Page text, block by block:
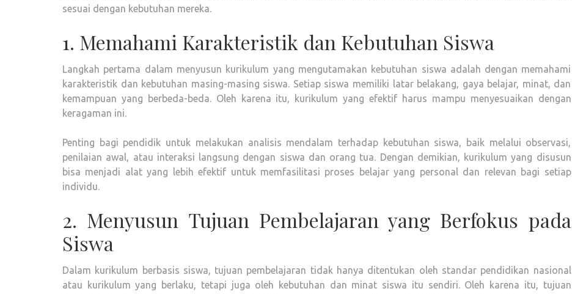
sesuai dengan kebutuhan mereka.
1. Memahami Karakteristik dan Kebutuhan Siswa
Langkah pertama dalam menyusun kurikulum yang mengutamakan kebutuhan siswa adalah dengan memahami
karakteristik dan kebutuhan masing-masing siswa. Setiap siswa memiliki latar belakang, gaya belajar, minat, dan
kemampuan yang berbeda-beda. Oleh karena itu, kurikulum yang efektif harus mampu menyesuaikan dengan
keragaman ini.
Penting bagi pendidik untuk melakukan analisis mendalam terhadap kebutuhan siswa, baik melalui observasi,
penilaian awal, atau interaksi langsung dengan siswa dan orang tua. Dengan demikian, kurikulum yang disusun
bisa menjadi alat yang lebih efektif untuk memfasilitasi proses belajar yang personal dan relevan bagi setiap
individu.
2. Menyusun Tujuan Pembelajaran yang Berfokus pada
Siswa
Dalam kurikulum berbasis siswa, tujuan pembelajaran tidak hanya ditentukan oleh standar pendidikan nasional
atau kurikulum yang berlaku, tetapi juga oleh kebutuhan dan minat siswa itu sendiri. Oleh karena itu, tujuan